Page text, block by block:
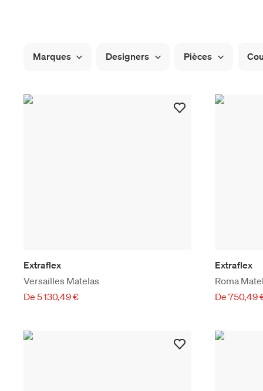
Marques Designers Pièces
Extraflex
Versailles Matelas
De 5 130,49 €
Extraflex
Roma
De 750,49